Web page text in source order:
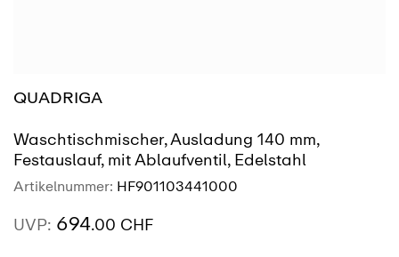
QUADRIGA
Waschtischmischer, Ausladung 140 mm,
Festauslauf, mit Ablaufventil, Edelstahl
Artikelnummer: HF901103441000
UVP: 694.00 CHF